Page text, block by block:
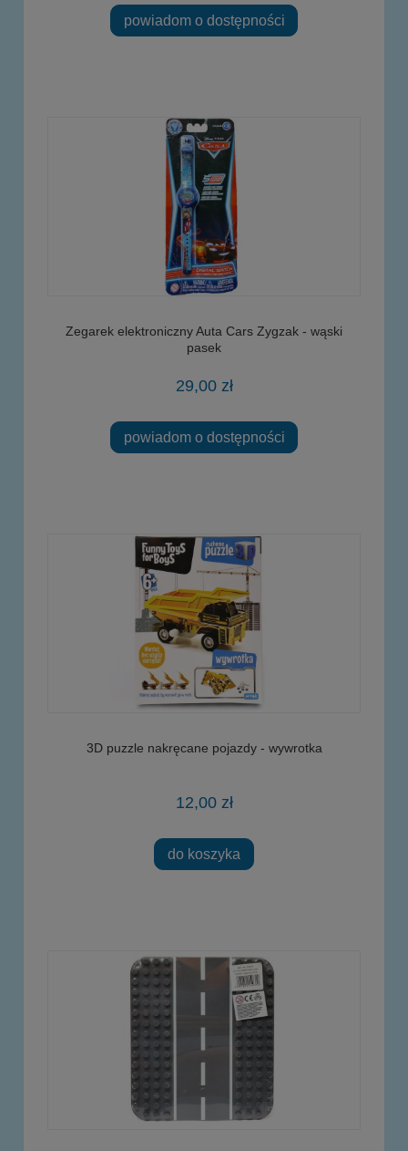
powiadom o dostępności
Zegarek elektroniczny Auta Cars Zygzak - wąski
pasek
29,00 zł
powiadom o dostępności
3D puzzle nakręcane pojazdy - wywrotka
12,00 zł
do koszyka